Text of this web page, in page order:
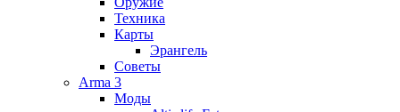
Техника
Карты
Эрангель
Советы
Arma 3
Моды